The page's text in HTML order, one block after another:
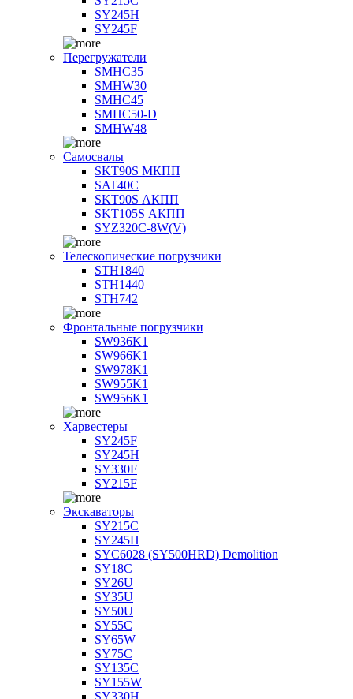
SY245H
SY245F
Перегружатели
SMHC35
SMHW30
SMHC45
SMHC50-D
SMHW48
Самосвалы
SKT90S МКПП
SAT40C
SKT90S АКПП
SKT105S АКПП
SYZ320C-8W(V)
Телескопические погрузчики
STH1840
STH1440
STH742
Фронтальные погрузчики
SW936K1
SW966K1
SW978K1
SW955K1
SW956K1
Харвестеры
SY245F
SY245H
SY330F
SY215F
Экскаваторы
SY215C
SY245H
SYC6028 (SY500HRD) Demolition
SY18C
SY26U
SY35U
SY50U
SY55C
SY65W
SY75C
SY135C
SY155W
SY330H